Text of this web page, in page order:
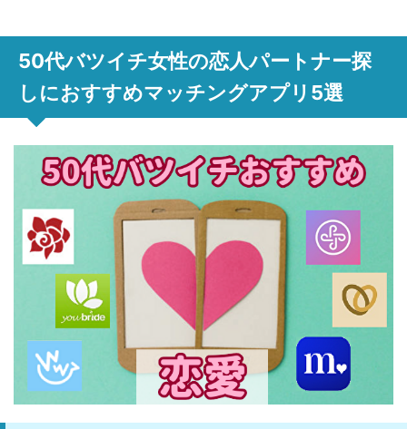
50代バツイチ女性の恋人パートナー探
しにおすすめマッチングアプリ5選